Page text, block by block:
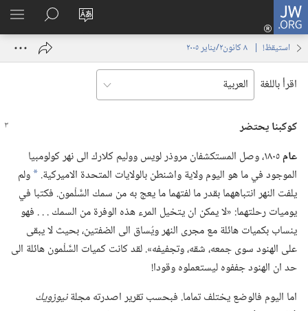
JW.ORG
تغيير
الموقع
تسجيل
الدخول
نافذة
البحث
في
JW.‎ORG
استيقظ‏!‏ | ‏‎ ٨‏ ‏‎كانون٢/يناير‏ ‎٢٠٠٥
اقرأ باللغة
كوكبنا يحتضر
عام
١٨٠٥،‏ وصل المستكشفان مروذر لويس ووليم كلارك الى نهر كولومبيا
الموجود في ما هو اليوم ولاية واشنطن بالولايات المتحدة الاميركية.‏ * ولم
يلفت النهر انتباههما بقدر ما لفتهما ما يعج به من سمك السَّلْمون.‏ فكتبا في
يوميات رحلتهما:‏ «لا يمكن ان يتخيل المرء هذه الوفرة من السمك .‏ .‏ .‏ فهو
ينساب بكميات هائلة مع مجرى النهر ويُساق الى الضفتين،‏ بحيث لا يبقى
على الهنود سوى جمعه،‏ شقه،‏ وتجفيفه».‏ لقد كانت كميات السَّلْمون هائلة الى
حد ان الهنود جففوه ليستعملوه وقودا!‏
اما اليوم فالوضع يختلف تماما.‏ فبحسب تقرير اصدرته مجلةنيوزويك